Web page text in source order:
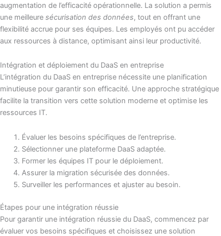
augmentation de l’efficacité opérationnelle. La solution a permis
une meilleure sécurisation des données, tout en offrant une
flexibilité accrue pour ses équipes. Les employés ont pu accéder
aux ressources à distance, optimisant ainsi leur productivité.
Intégration et déploiement du DaaS en entreprise
L’intégration du DaaS en entreprise nécessite une planification
minutieuse pour garantir son efficacité. Une approche stratégique
facilite la transition vers cette solution moderne et optimise les
ressources IT.
Évaluer les besoins spécifiques de l’entreprise.
Sélectionner une plateforme DaaS adaptée.
Former les équipes IT pour le déploiement.
Assurer la migration sécurisée des données.
Surveiller les performances et ajuster au besoin.
Étapes pour une intégration réussie
Pour garantir une intégration réussie du DaaS, commencez par
évaluer vos besoins spécifiques et choisissez une solution